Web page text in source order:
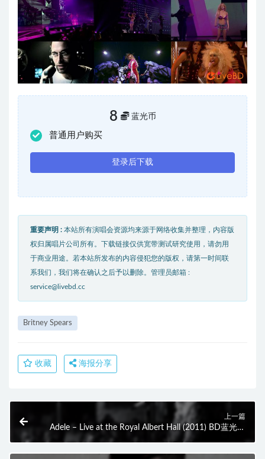
8 蓝光币
普通用户购买
登录后下载
重要声明 : 本站所有演唱会资源均来源于网络收集并整理，内容版
权归属唱片公司所有。下载链接仅供宽带测试研究使用，请勿用
于商业用途。若本站所发布的内容侵犯您的版权，请第一时间联
系我们，我们将在确认之后予以删除。管理员邮箱 :
service@livebd.cc
Britney Spears
收藏 海报分享
上一篇
Adele – Live at the Royal Albert Hall (2011) BD蓝光原